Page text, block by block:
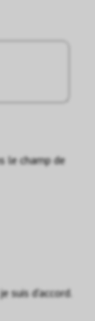
le champ de
suis d'accord.